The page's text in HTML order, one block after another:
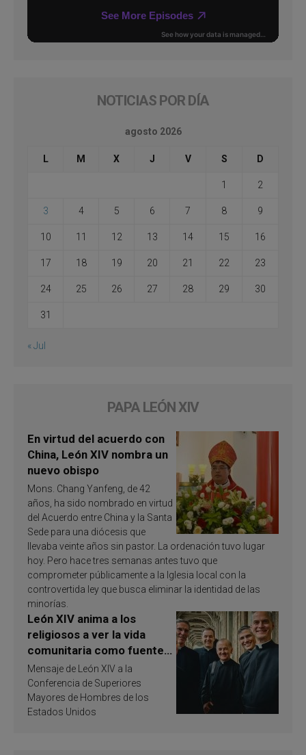
NOTICIAS POR DÍA
agosto 2026
L M X J V S D
1 2
3 4 5 6 7 8 9
10 11 12 13 14 15 16
17 18 19 20 21 22 23
24 25 26 27 28 29 30
31
« Jul
PAPA LEÓN XIV
En virtud del acuerdo con
China, León XIV nombra un
nuevo obispo
Mons. Chang Yanfeng, de 42
años, ha sido nombrado en virtud
del Acuerdo entre China y la Santa
Sede para una diócesis que
llevaba veinte años sin pastor. La ordenación tuvo lugar
hoy. Pero hace tres semanas antes tuvo que
comprometer públicamente a la Iglesia local con la
controvertida ley que busca eliminar la identidad de las
minorías.
León XIV anima a los
religiosos a ver la vida
comunitaria como fuente
de inspiración y
santificación
Mensaje de León XIV a la
Conferencia de Superiores
Mayores de Hombres de los
Estados Unidos